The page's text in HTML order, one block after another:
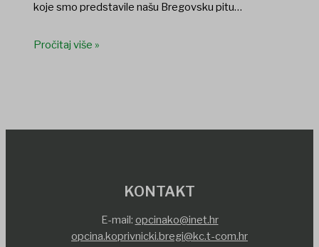
koje smo predstavile našu Bregovsku pitu…
Pročitaj više »
KONTAKT
E-mail: opcinako@inet.hr
opcina.koprivnicki.bregi@kc.t-com.hr